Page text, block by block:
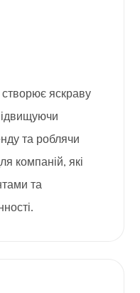
яскраву
та роблячи
компаній, які
та